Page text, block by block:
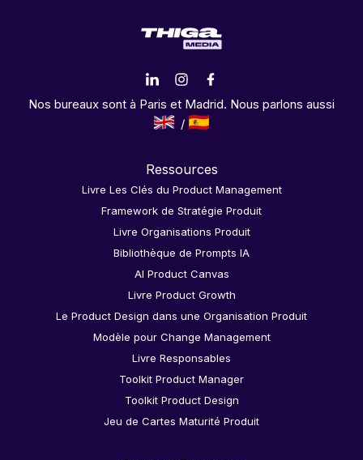
Nos bureaux sont à Paris et Madrid. Nous parlons aussi
Ressources
Livre Les Clés du Product Management
Framework de Stratégie Produit
Livre Organisations Produit
Bibliothèque de Prompts IA
AI Product Canvas
Livre Product Growth
Le Product Design dans une Organisation Produit
Modèle pour Change Management
Livre Responsables
Toolkit Product Manager
Toolkit Product Design
Jeu de Cartes Maturité Produit